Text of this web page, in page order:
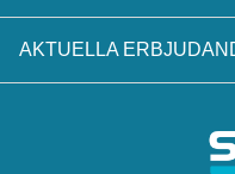
AKTUELLA